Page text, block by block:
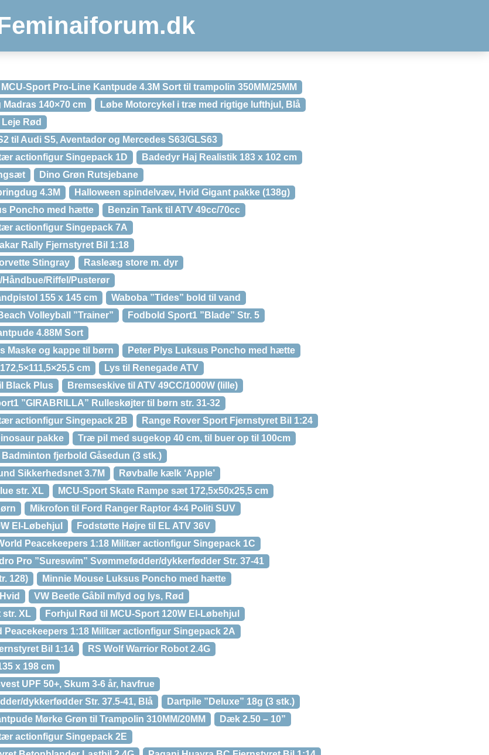
MCU-Sport Pro-Line Kantpude 4.3M Sort til trampolin 350MM/25MM
140×70 cm
Løbe Motorcykel i træ med rigtige lufthjul, Blå
Rød
til Audi S5, Aventador og Mercedes S63/GLS63
actionfigur Singepack 1D
Badedyr Haj Realistik 183 x 102 cm
Dino Grøn Rutsjebane
4.3M
Halloween spindelvæv, Hvid Gigant pakke (138g)
Poncho med hætte
Benzin Tank til ATV 49cc/70cc
actionfigur Singepack 7A
Rally Fjernstyret Bil 1:18
Stingray
Rasleæg store m. dyr
Riffel/Pusterør
155 x 145 cm
Waboba ”Tides” bold til vand
Volleyball ”Trainer”
Fodbold Sport1 ”Blade” Str. 5
4.88M Sort
Maske og kappe til børn
Peter Plys Luksus Poncho med hætte
cm
Lys til Renegade ATV
Black Plus
Bremseskive til ATV 49CC/1000W (lille)
”GIRABRILLA” Rulleskøjter til børn str. 31-32
actionfigur Singepack 2B
Range Rover Sport Fjernstyret Bil 1:24
pakke
Træ pil med sugekop 40 cm, til buer op til 100cm
Badminton fjerbold Gåsedun (3 stk.)
Sikkerhedsnet 3.7M
Røvballe kælk ‘Apple’
str. XL
MCU-Sport Skate Rampe sæt 172,5x50x25,5 cm
Mikrofon til Ford Ranger Raptor 4×4 Politi SUV
El-Løbehjul
Fodstøtte Højre til EL ATV 36V
Peacekeepers 1:18 Militær actionfigur Singepack 1C
Pro ”Sureswim” Svømmefødder/dykkerfødder Str. 37-41
128)
Minnie Mouse Luksus Poncho med hætte
VW Beetle Gåbil m/lyd og lys, Rød
str. XL
Forhjul Rød til MCU-Sport 120W El-Løbehjul
Peacekeepers 1:18 Militær actionfigur Singepack 2A
Bil 1:14
RS Wolf Warrior Robot 2.4G
x 198 cm
UPF 50+, Skum 3-6 år, havfrue
dykkerfødder Str. 37.5-41, Blå
Dartpile ”Deluxe” 18g (3 stk.)
Mørke Grøn til Trampolin 310MM/20MM
Dæk 2.50 – 10”
actionfigur Singepack 2E